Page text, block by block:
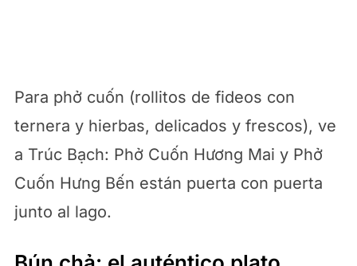
Para phở cuốn (rollitos de fideos con
ternera y hierbas, delicados y frescos), ve
a Trúc Bạch: Phở Cuốn Hương Mai y Phở
Cuốn Hưng Bến están puerta con puerta
junto al lago.